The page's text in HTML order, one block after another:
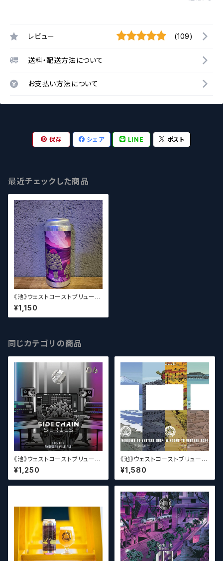
レビュー (109)
送料・配送方法について
お支払い方法について
保存 シェア LINE ポスト
最近チェックした商品
《池》ウェストコーストブリューイ
ング / West Coast ( WCB ) S
tarwatcher【クラフトビール】
¥1,150
同じカテゴリの商品
《池》ウェストコーストブリューイ
ング / West Coast ( WCB ) S
idechain Series 06【クラフト
ビール】
¥1,250
《池》ウェストコーストブリューイ
ング / West Coast ( WCB )
Windows to VERTERE 202
4【クラフトビール】
¥1,580